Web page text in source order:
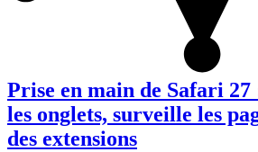
Prise en main de Safari 27
les onglets, surveille les
des extensions